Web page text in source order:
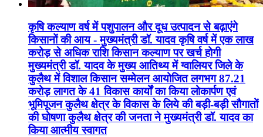
कृषि कल्याण वर्ष में पशुपालन और दूध उत्पादन से बढ़ाएंगे
किसानों की आय - मुख्यमंत्री डॉ. यादव कृषि वर्ष में एक लाख
करोड़ से अधिक राशि किसान कल्याण पर खर्च होगी
मुख्यमंत्री डॉ. यादव के मुख्य आतिथ्य में ग्वालियर जिले के
कुलैथ में विशाल किसान सम्मेलन आयोजित लगभग 87.21
करोड़ लागत के 41 विकास कार्यों का किया लोकार्पण एवं
भूमिपूजन कुलैथ क्षेत्र के विकास के लिये की बड़ी-बड़ी सौगातों
की घोषणा कुलैथ क्षेत्र की जनता ने मुख्यमंत्री डॉ. यादव का
किया आत्मीय स्वागत